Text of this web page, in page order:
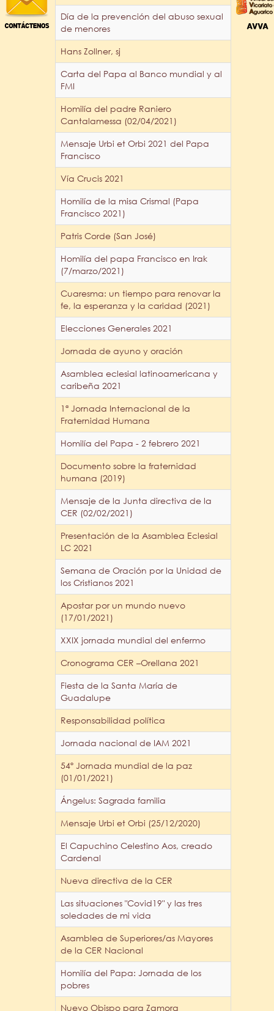
Día de la prevención del abuso sexual
de menores
Hans Zollner, sj
Carta del Papa al Banco mundial y al
FMI
Homilía del padre Raniero
Cantalamessa (02/04/2021)
Mensaje Urbi et Orbi 2021 del Papa
Francisco
Vía Crucis 2021
Homilía de la misa Crismal (Papa
Francisco 2021)
Patris Corde (San José)
Homilía del papa Francisco en Irak
(7/marzo/2021)
Cuaresma: un tiempo para renovar la
fe, la esperanza y la caridad (2021)
Elecciones Generales 2021
Jornada de ayuno y oración
Asamblea eclesial latinoamericana y
caribeña 2021
1ª Jornada Internacional de la
Fraternidad Humana
Homilía del Papa - 2 febrero 2021
Documento sobre la fraternidad
humana (2019)
Mensaje de la Junta directiva de la
CER (02/02/2021)
Presentación de la Asamblea Eclesial
LC 2021
Semana de Oración por la Unidad de
los Cristianos 2021
Apostar por un mundo nuevo
(17/01/2021)
XXIX jornada mundial del enfermo
Cronograma CER –Orellana 2021
Fiesta de la Santa María de
Guadalupe
Responsabilidad política
Jornada nacional de IAM 2021
54º Jornada mundial de la paz
(01/01/2021)
Ángelus: Sagrada familia
Mensaje Urbi et Orbi (25/12/2020)
El Capuchino Celestino Aos, creado
Cardenal
Nueva directiva de la CER
Las situaciones "Covid19" y las tres
soledades de mi vida
Asamblea de Superiores/as Mayores
de la CER Nacional
Homilía del Papa: Jornada de los
pobres
Nuevo Obispo para Zamora